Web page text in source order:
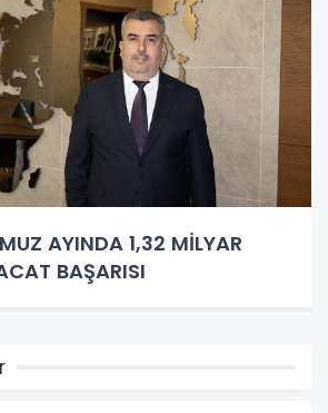
AYINDA 1,32 MİLYAR
BAŞARISI